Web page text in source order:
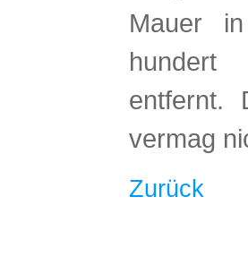
Mauer
hundert
entfernt.
vermag
Zurück